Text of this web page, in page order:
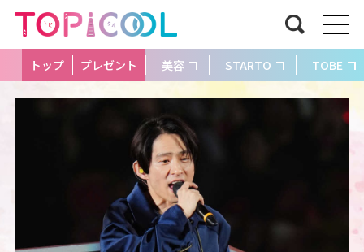
トップ プレゼント 美容 STARTO TOBE